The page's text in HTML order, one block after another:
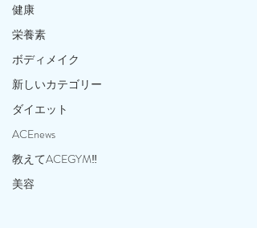
健康
栄養素
ボディメイク
新しいカテゴリー
ダイエット
ACEnews
教えてACEGYM‼️
美容